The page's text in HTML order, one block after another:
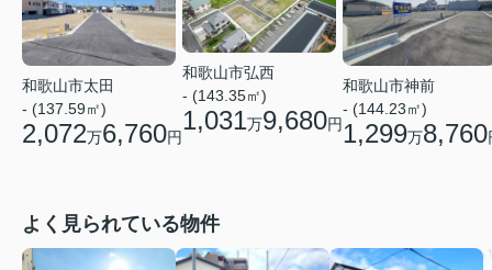
和歌山市太田
- (137.59㎡)
2,072万6,760円
和歌山市弘西
- (143.35㎡)
1,031万9,680円
和歌山市神前
- (144.23㎡)
1,299万8,760
よく見られている物件